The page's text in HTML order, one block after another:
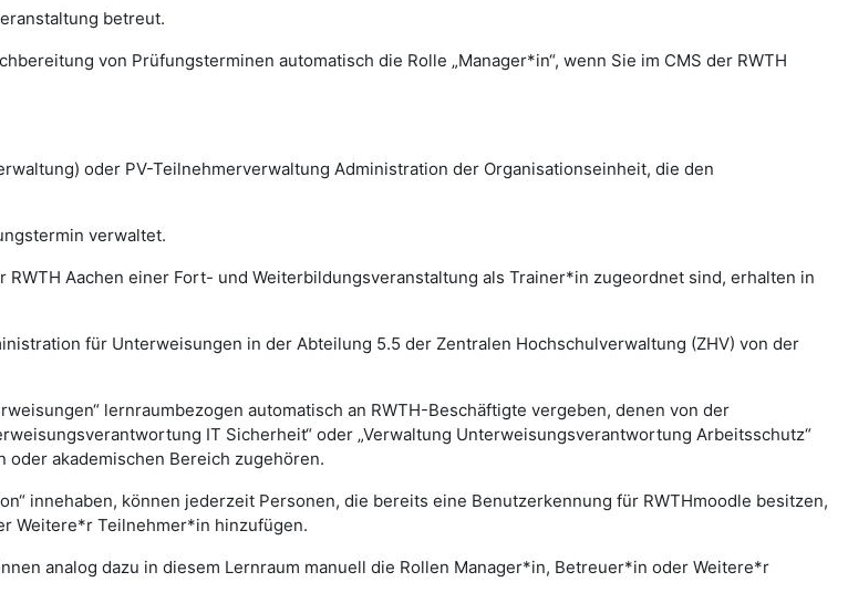
betreut.
von Prüfungsterminen automatisch die Rolle „Manager*in“, wenn Sie im CMS der RWTH
oder PV-Teilnehmerverwaltung Administration der Organisationseinheit, die den
verwaltet.
Aachen einer Fort- und Weiterbildungsveranstaltung als Trainer*in zugeordnet sind, erhalten in
für Unterweisungen in der Abteilung 5.5 der Zentralen Hochschulverwaltung (ZHV) von der
lernraumbezogen automatisch an RWTH-Beschäftigte vergeben, denen von der
IT Sicherheit“ oder „Verwaltung Unterweisungsverantwortung Arbeitsschutz“
akademischen Bereich zugehören.
innehaben, können jederzeit Personen, die bereits eine Benutzerkennung für RWTHmoodle besitzen,
Weitere*r Teilnehmer*in hinzufügen.
analog dazu in diesem Lernraum manuell die Rollen Manager*in, Betreuer*in oder Weitere*r